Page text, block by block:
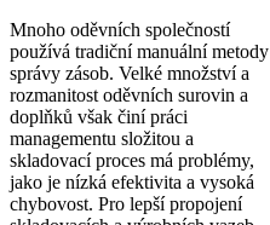
Mnoho oděvních společností
používá tradiční manuální metody
správy zásob. Velké množství a
rozmanitost oděvních surovin a
doplňků však činí práci
managementu složitou a
skladovací proces má problémy,
jako je nízká efektivita a vysoká
chybovost. Pro lepší propojení